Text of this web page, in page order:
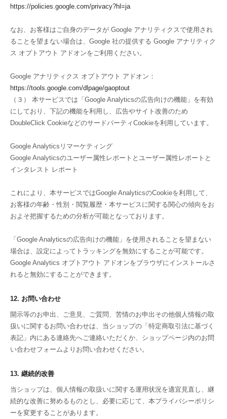
https://policies.google.com/privacy?hl=ja
なお、お客様はご自身のデータが Google アナリティクスで使用され
ることを望まない場合は、Google 社の提供する Google アナリティク
ス オプトアウト アドオンをご利用ください。
Google アナリティクス オプトアウト アドオン：
https://tools.google.com/dlpage/gaoptout
（３） 本サービスでは「Google Analyticsの広告向けの機能」を有効
にしており、下記の機能を利用し、広告やサイト改善のため
DoubleClick CookieなどのサードパーティCookieを利用しています。
Google Analyticsリマーケティング
Google Analyticsのユーザー属性レポートとユーザー属性レポートと
インタレスト レポート
これにより、本サービスではGoogle AnalyticsのCookieを利用して、
お客様の年齢・性別・閲覧履歴・本サービスに関する関心の傾向をお
およそ把握するための分析が可能となっております。
「Google Analyticsの広告向けの機能」を使用されることを望まない
場合は、設定によってトラッキングを無効にすることが可能です。
Google Analytics オプトアウト アドオンをブラウザにインストールさ
れると無効にすることができます。
12. お問い合わせ
開示等のお申出、ご意見、ご質問、苦情のお申出その他個人情報の取
扱いに関するお問い合わせは、当ショップの「特定商取引法に基づく
表記」内にある連絡先へご連絡いただくか、ショップページ内のお問
い合わせフォームよりお問い合わせください。
13. 継続的改善
当ショップは、個人情報の取扱いに関する運用状況を適宜見直し、継
続的な改善に努めるものとし、必要に応じて、本プライバシーポリシ
ーを変更することがあります。